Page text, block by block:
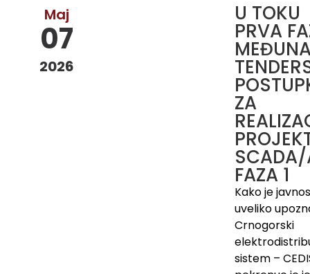
Maj
07
2026
U TOKU
PRVA
ZA
FAZA 1
Kako je
uveliko
Crnogorski
sistem –